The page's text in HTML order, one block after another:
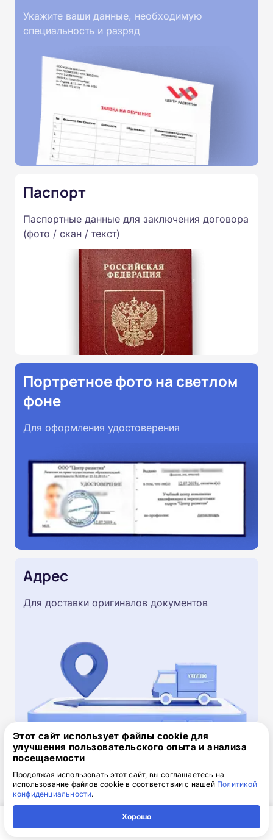
Укажите ваши данные, необходимую
специальность и разряд
Паспорт
Паспортные данные для заключения договора
(фото / скан / текст)
Портретное фото на светлом
фоне
Для оформления удостоверения
Адрес
Для доставки оригиналов документов
Скачайте заявку на обучение
.doc, 32.52 Кб
Скачайте шаблон, заполните и отправьте по
Обязательно укажите контактный номер телефон.
Этот сайт использует файлы cookie для
улучшения пользовательского опыта и анализа
посещаемости
Продолжая использовать этот сайт, вы соглашаетесь на
использование файлов cookie в соответствии с нашей Политикой
конфиденциальности.
Хорошо